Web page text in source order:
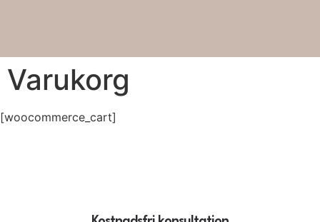
Varukorg
[woocommerce_cart]